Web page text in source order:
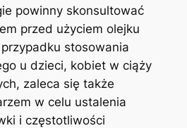
powinny skonsultować
przed użyciem‌ olejku
stosowania
u dzieci, kobiet w ciąży
zaleca się także
w celu ustalenia
i ‍częstotliwości